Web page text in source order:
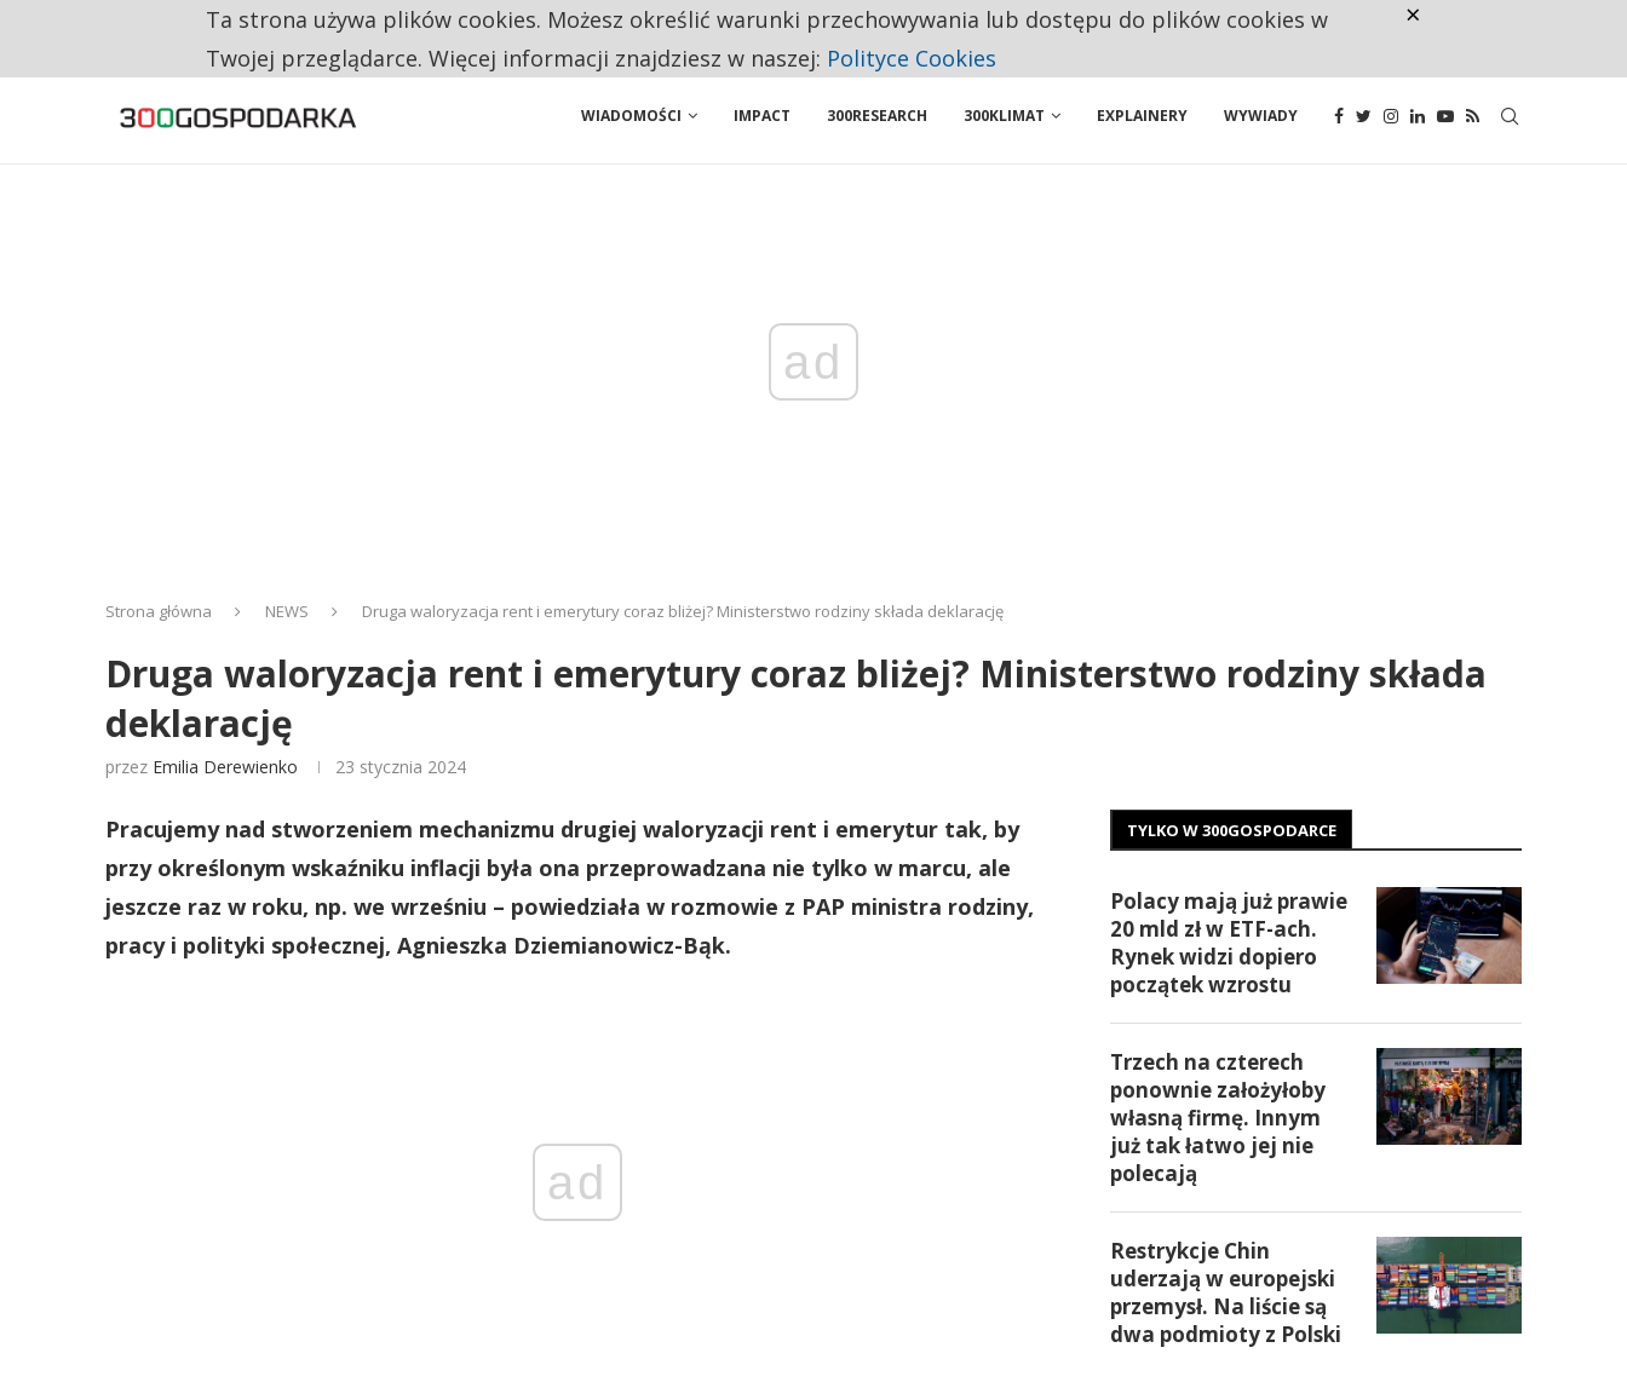
RESTRYKCJE CHIN UDERZAJĄ W EUROPEJSKI PRZEMYSŁ. NA LIŚCIE SĄ DWA PODMIOTY Z POLSKI
WIADOMOŚCI IMPACT 300RESEARCH 300KLIMAT EXPLAINERY WYWIADY
ad
Strona główna NEWS Druga waloryzacja rent i emerytury coraz bliżej? Ministerstwo rodziny składa deklarację
Druga waloryzacja rent i emerytury coraz bliżej? Ministerstwo rodziny składa
deklarację
przez Emilia Derewienko 23 stycznia 2024
Pracujemy nad stworzeniem mechanizmu drugiej waloryzacji rent i emerytur tak, by
przy określonym wskaźniku inflacji była ona przeprowadzana nie tylko w marcu, ale
jeszcze raz w roku, np. we wrześniu – powiedziała w rozmowie z PAP ministra rodziny,
pracy i polityki społecznej, Agnieszka Dziemianowicz-Bąk.
ad
TYLKO W 300GOSPODARCE
Polacy mają już prawie
20 mld zł w ETF-ach.
Rynek widzi dopiero
początek wzrostu
Trzech na czterech
ponownie założyłoby
własną firmę. Innym
już tak łatwo jej nie
polecają
Restrykcje Chin
uderzają w europejski
przemysł. Na liście są
dwa podmioty z Polski
Ta strona używa plików cookies. Możesz określić warunki przechowywania lub dostępu do plików cookies w
Twojej przeglądarce. Więcej informacji znajdziesz w naszej: Polityce Cookies
×